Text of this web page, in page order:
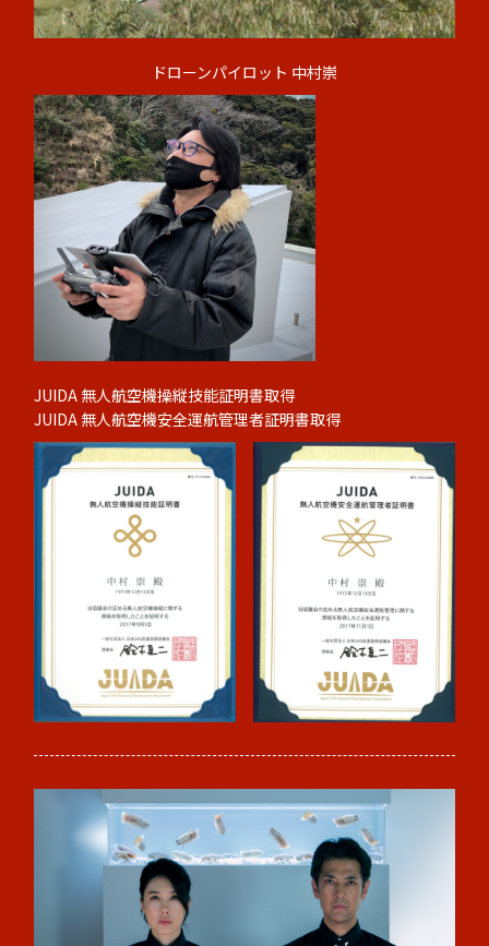
ドローンパイロット 中村崇
JUIDA 無人航空機操縦技能証明書取得
JUIDA 無人航空機安全運航管理者証明書取得